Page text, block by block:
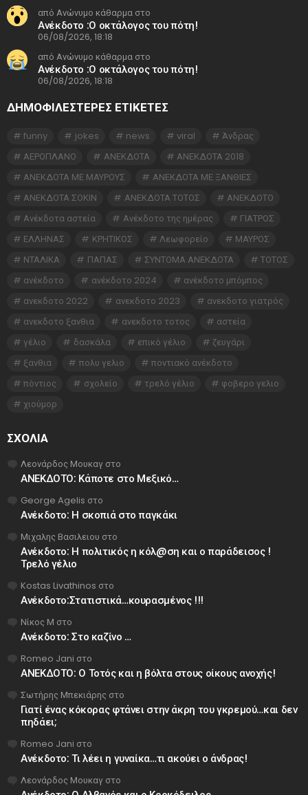
από Ανώνυμο κάθαρμα στο
Ανέκδοτο :Ο οκτάλογος του πότη!
06/08/2026, 18:18
από Ανώνυμο κάθαρμα στο
Ανέκδοτο :Ο οκτάλογος του πότη!
06/08/2026, 18:18
ΔΗΜΟΦΙΛΕΣΤΕΡΕΣ ΕΤΙΚΈΤΕΣ
funny jokes news viral
Άνδρας
ΑΕΡΟΠΛΑΝΟ
ΑΝΕΚΔΟΤΑ
ΑΝΕΚΔΟΤΑ 2018
ΑΝΕΚΔΟΤΑ ΜΕ ΜΑΥΡΟΥΣ
ΑΝΕΚΔΟΤΑ ΜΕ ΞΑΝΘΙΕΣ
ΑΝΕΚΔΟΤΑ ΣΟΚΙΝ
ΑΝΕΚΔΟΤΑ ΤΟΤΟΣ
ΑΝΕΚΔΟΤΟ
Ανέκδοτα αστεία
Ανέκδοτο της ημέρας
ΓΙΑΤΡΟΣ
ΕΛΛΗΝΑΣ
ΚΡΗΤΙΚΟΣ Λεωφορείο
ΜΑΥΡΟΣ
ΝΤΑΛΙΚΑ
ΠΑΠΑΣ ΣΥΝΤΟΜΑ ΑΝΕΚΔΟΤΑ
ΤΟΤΟΣ
ανέκδοτο
ανέκδοτο 2024
ανέκδοτο μπόμπος
ανεκδοτο 2022
ανεκδοτο 2023
ανεκδοτο γιατρός
ανεκδοτο ξανθια
ανεκδοτο τοτος
αστεία
γέλιο
δασκάλα επικό γέλιο
ζευγάρι
ξανθια
πολυ γελιο
ποντιακό ανέκδοτο
πόντιος
σχολείο τρελό γέλιο
φοβερο γελιο
χιούμορ
ΣΧΌΛΙΑ
Λεονάρδος Μουκαγ στο
ΑΝΕΚΔΟΤΟ: Κάποτε στο Μεξικό…
George Agelis στο
Ανέκδοτο: Η σκοπιά στο παγκάκι
Μιχαλης Βασιλειου στο
Ανέκδοτο: Η πολιτικός η κόλ@ση και ο παράδεισος !
Τρελό γέλιο
Kostas Livathinos στο
Ανέκδοτο:Στατιστικά…κουρασμένος !!!
Νίκος Μ στο
Ανέκδοτο: Στο καζίνο …
Romeo Jani στο
ΑΝΕΚΔΟΤΟ: Ο Τοτός και η βόλτα στους οίκους ανοχής!
Σωτήρης Μπεκιάρης στο
Γιατί ένας κόκορας φτάνει στην άκρη του γκρεμού…και δεν
πηδάει;
Romeo Jani στο
Ανέκδοτο: Τι λέει η γυναίκα…τι ακούει ο άνδρας!
Λεονάρδος Μουκαγ στο